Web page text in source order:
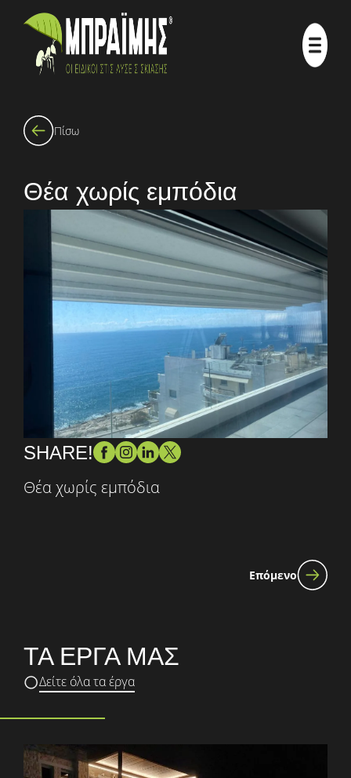
Πίσω
Θέα χωρίς εμπόδια
SHARE!
Θέα χωρίς εμπόδια
Επόμενο
ΤΑ ΕΡΓΑ ΜΑΣ
Δείτε όλα τα έργα